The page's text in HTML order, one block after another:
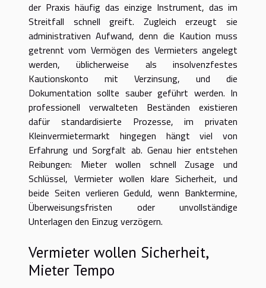
der Praxis häufig das einzige Instrument, das im
Streitfall schnell greift. Zugleich erzeugt sie
administrativen Aufwand, denn die Kaution muss
getrennt vom Vermögen des Vermieters angelegt
werden, üblicherweise als insolvenzfestes
Kautionskonto mit Verzinsung, und die
Dokumentation sollte sauber geführt werden. In
professionell verwalteten Beständen existieren
dafür standardisierte Prozesse, im privaten
Kleinvermietermarkt hingegen hängt viel von
Erfahrung und Sorgfalt ab. Genau hier entstehen
Reibungen: Mieter wollen schnell Zusage und
Schlüssel, Vermieter wollen klare Sicherheit, und
beide Seiten verlieren Geduld, wenn Banktermine,
Überweisungsfristen oder unvollständige
Unterlagen den Einzug verzögern.
Vermieter wollen Sicherheit,
Mieter Tempo